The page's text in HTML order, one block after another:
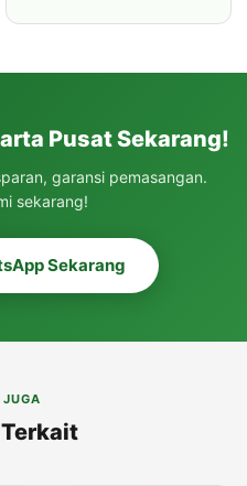
Pusat Sekarang!
garansi pemasangan.
sekarang!
Sekarang